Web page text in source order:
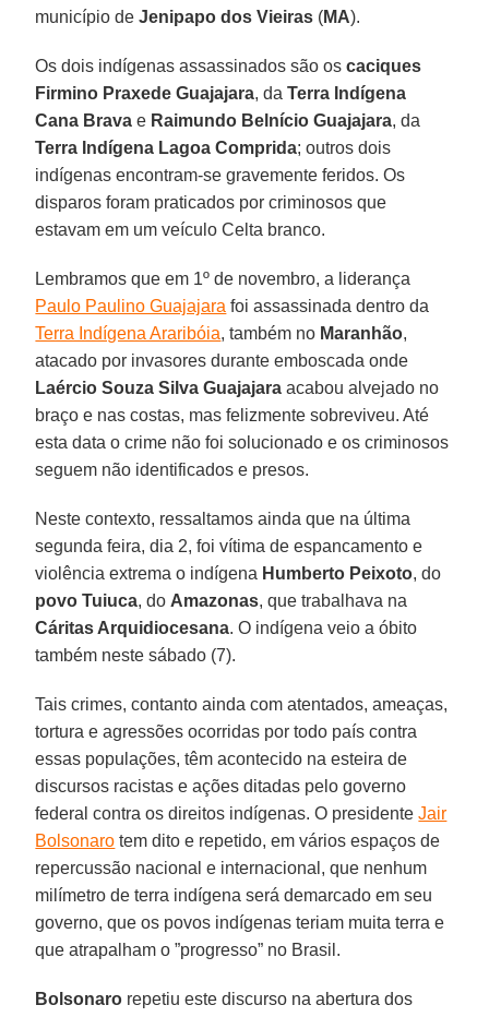
município deJenipapo dos Vieiras (MA).
Os dois indígenas assassinados são oscaciques
Firmino Praxede Guajajara, daTerra Indígena
Cana Brava e Raimundo Belnício Guajajara, da
Terra Indígena Lagoa Comprida; outros dois
indígenas encontram-se gravemente feridos. Os
disparos foram praticados por criminosos que
estavam em um veículo Celta branco.
Lembramos que em 1º de novembro, a liderança
Paulo Paulino Guajajara foi assassinada dentro da
Terra Indígena Araribóia, também no Maranhão,
atacado por invasores durante emboscada onde
Laércio Souza Silva Guajajara acabou alvejado no
braço e nas costas, mas felizmente sobreviveu. Até
esta data o crime não foi solucionado e os criminosos
seguem não identificados e presos.
Neste contexto, ressaltamos ainda que na última
segunda feira, dia 2, foi vítima de espancamento e
violência extrema o indígena Humberto Peixoto, do
povo Tuiuca, do Amazonas, que trabalhava na
Cáritas Arquidiocesana. O indígena veio a óbito
também neste sábado (7).
Tais crimes, contanto ainda com atentados, ameaças,
tortura e agressões ocorridas por todo país contra
essas populações, têm acontecido na esteira de
discursos racistas e ações ditadas pelo governo
federal contra os direitos indígenas. O presidente Jair
Bolsonaro tem dito e repetido, em vários espaços de
repercussão nacional e internacional, que nenhum
milímetro de terra indígena será demarcado em seu
governo, que os povos indígenas teriam muita terra e
que atrapalham o ”progresso” no Brasil.
Bolsonaro repetiu este discurso na abertura dos